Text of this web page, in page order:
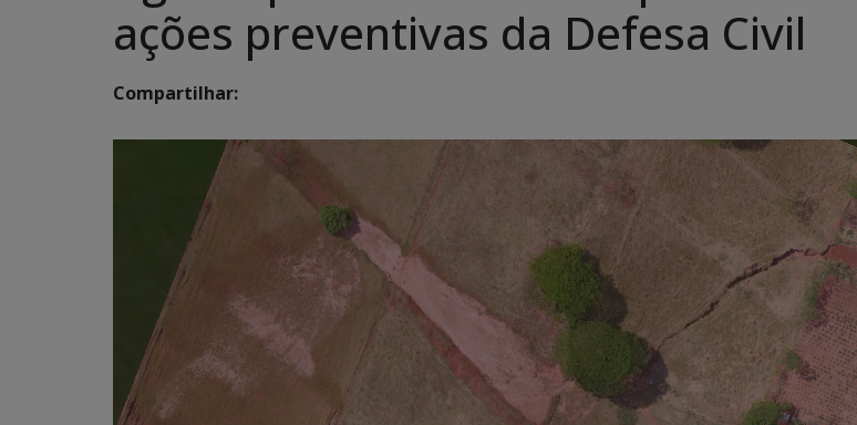
ações preventivas da Defesa Civil
Compartilhar: